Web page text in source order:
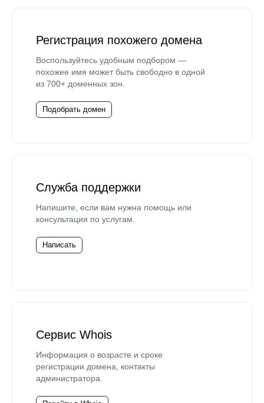
Регистрация похожего домена
Воспользуйтесь удобным подбором —
похожее имя может быть свободно в одной
из 700+ доменных зон.
Подобрать домен
Служба поддержки
Напишите, если вам нужна помощь или
консультация по услугам.
Написать
Сервис Whois
Информация о возрасте и сроке
регистрации домена, контакты
администратора.